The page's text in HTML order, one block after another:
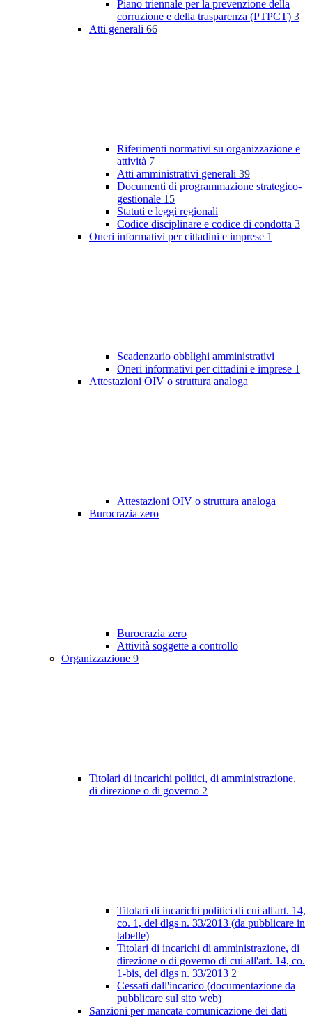
Piano triennale per la prevenzione della
corruzione e della trasparenza (PTPCT) 3
Atti generali 66
Riferimenti normativi su organizzazione e
attività 7
Atti amministrativi generali 39
Documenti di programmazione strategico-
gestionale 15
Statuti e leggi regionali
Codice disciplinare e codice di condotta 3
Oneri informativi per cittadini e imprese 1
Scadenzario obblighi amministrativi
Oneri informativi per cittadini e imprese 1
Attestazioni OIV o struttura analoga
Attestazioni OIV o struttura analoga
Burocrazia zero
Burocrazia zero
Attività soggette a controllo
Organizzazione 9
Titolari di incarichi politici, di amministrazione,
di direzione o di governo 2
Titolari di incarichi politici di cui all'art. 14,
co. 1, del dlgs n. 33/2013 (da pubblicare in
tabelle)
Titolari di incarichi di amministrazione, di
direzione o di governo di cui all'art. 14, co.
1-bis, del dlgs n. 33/2013 2
Cessati dall'incarico (documentazione da
pubblicare sul sito web)
Sanzioni per mancata comunicazione dei dati